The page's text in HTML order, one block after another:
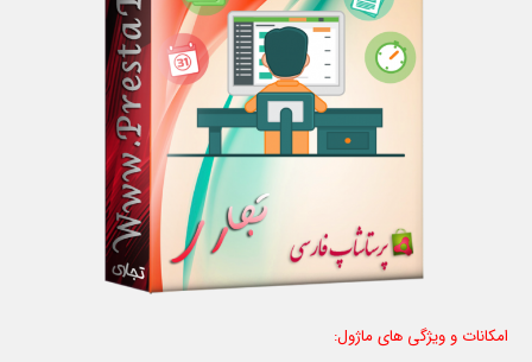
امکانات و ویژگی های ماژول: